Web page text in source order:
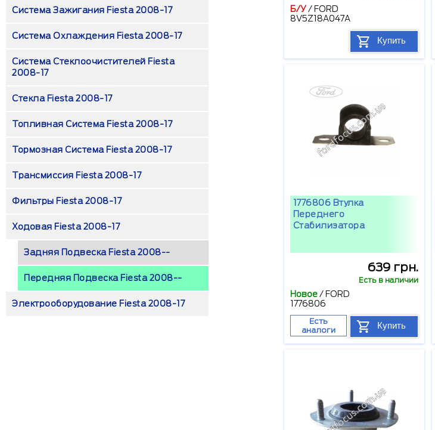
Система Зажигания Fiesta 2008-17
Система Охлаждения Fiesta 2008-17
Система Стеклоочистителей Fiesta
2008-17
Стекла Fiesta 2008-17
Топливная Система Fiesta 2008-17
Тормозная Система Fiesta 2008-17
Трансмиссия Fiesta 2008-17
Фильтры Fiesta 2008-17
Ходовая Fiesta 2008-17
Задняя Подвеска Fiesta 2008--
Передняя Подвеска Fiesta 2008--
Электрооборудование Fiesta 2008-17
Б/У/ FORD
8V5Z18A047A
Купить
1776806 Втулка
Переднего
Стабилизатора
639 грн.
Есть в наличии
Новое/ FORD
1776806
Есть
аналоги
Купить